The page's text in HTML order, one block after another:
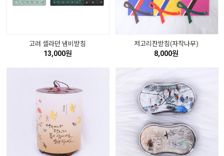
고려 셀라던 냄비받침
13,000원
저고리잔받침(자작나무)
8,000원